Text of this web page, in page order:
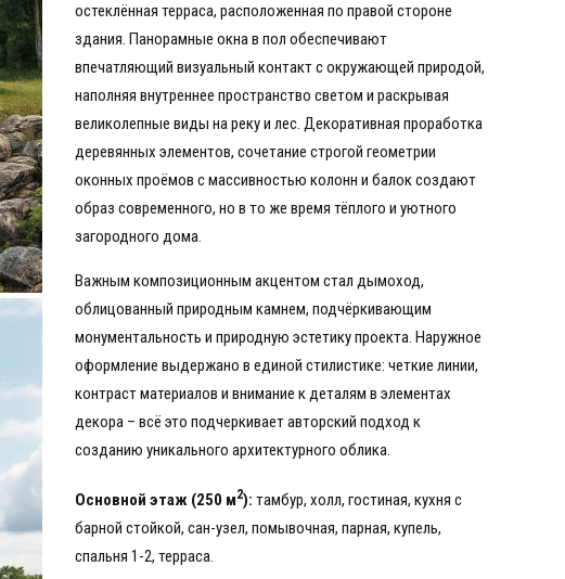
остеклённая терраса, расположенная по правой стороне
здания. Панорамные окна в пол обеспечивают
впечатляющий визуальный контакт с окружающей природой,
наполняя внутреннее пространство светом и раскрывая
великолепные виды на реку и лес. Декоративная проработка
деревянных элементов, сочетание строгой геометрии
оконных проёмов с массивностью колонн и балок создают
образ современного, но в то же время тёплого и уютного
загородного дома.
Важным композиционным акцентом стал дымоход,
облицованный природным камнем, подчёркивающим
монументальность и природную эстетику проекта. Наружное
оформление выдержано в единой стилистике: четкие линии,
контраст материалов и внимание к деталям в элементах
декора – всё это подчеркивает авторский подход к
созданию уникального архитектурного облика.
Основной этаж (250 м2): тамбур, холл, гостиная, кухня с
барной стойкой, сан-узел, помывочная, парная, купель,
спальня 1-2, терраса.